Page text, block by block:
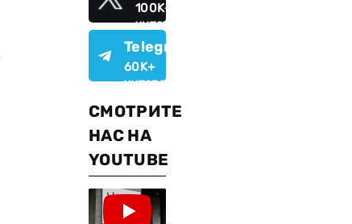
100K+
читателей
Telegram
60K+
читателей
СМОТРИТЕ
НАС НА
YOUTUBE